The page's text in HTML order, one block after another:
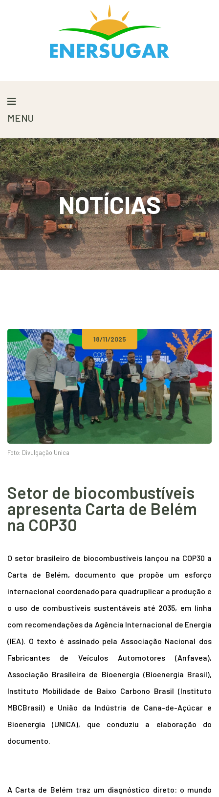
MENU
NOTÍCIAS
Foto: Divulgação Unica
18/11/2025
Setor de biocombustíveis
apresenta Carta de Belém
na COP30
O setor brasileiro de biocombustíveis lançou na COP30 a
Carta de Belém, documento que propõe um esforço
internacional coordenado para quadruplicar a produção e
o uso de combustíveis sustentáveis até 2035, em linha
com recomendações da Agência Internacional de Energia
(IEA). O texto é assinado pela Associação Nacional dos
Fabricantes de Veículos Automotores (Anfavea),
Associação Brasileira de Bioenergia (Bioenergia Brasil),
Instituto Mobilidade de Baixo Carbono Brasil (Instituto
MBCBrasil) e União da Indústria de Cana-de-Açúcar e
Bioenergia (UNICA), que conduziu a elaboração do
documento.
A Carta de Belém traz um diagnóstico direto: o mundo